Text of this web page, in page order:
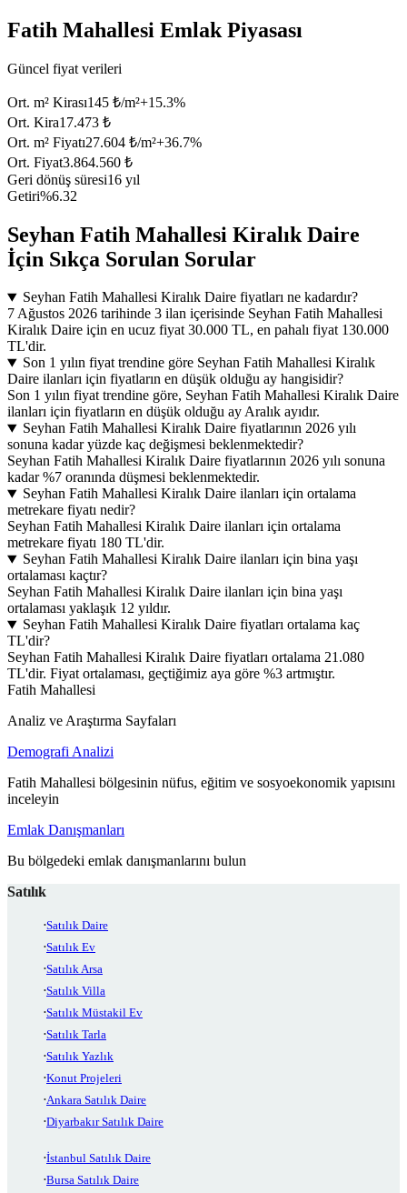
Fatih Mahallesi Emlak Piyasası
Güncel fiyat verileri
Ort. m² Kirası145 ₺/m²+15.3%
Ort. Kira17.473 ₺
Ort. m² Fiyatı27.604 ₺/m²+36.7%
Ort. Fiyat3.864.560 ₺
Geri dönüş süresi16 yıl
Getiri%6.32
Seyhan Fatih Mahallesi Kiralık Daire
İçin Sıkça Sorulan Sorular
Seyhan Fatih Mahallesi Kiralık Daire fiyatları ne kadardır?
7 Ağustos 2026 tarihinde 3 ilan içerisinde Seyhan Fatih Mahallesi
Kiralık Daire için en ucuz fiyat 30.000 TL, en pahalı fiyat 130.000
TL'dir.
Son 1 yılın fiyat trendine göre Seyhan Fatih Mahallesi Kiralık
Daire ilanları için fiyatların en düşük olduğu ay hangisidir?
Son 1 yılın fiyat trendine göre, Seyhan Fatih Mahallesi Kiralık Daire
ilanları için fiyatların en düşük olduğu ay Aralık ayıdır.
Seyhan Fatih Mahallesi Kiralık Daire fiyatlarının 2026 yılı
sonuna kadar yüzde kaç değişmesi beklenmektedir?
Seyhan Fatih Mahallesi Kiralık Daire fiyatlarının 2026 yılı sonuna
kadar %7 oranında düşmesi beklenmektedir.
Seyhan Fatih Mahallesi Kiralık Daire ilanları için ortalama
metrekare fiyatı nedir?
Seyhan Fatih Mahallesi Kiralık Daire ilanları için ortalama
metrekare fiyatı 180 TL'dir.
Seyhan Fatih Mahallesi Kiralık Daire ilanları için bina yaşı
ortalaması kaçtır?
Seyhan Fatih Mahallesi Kiralık Daire ilanları için bina yaşı
ortalaması yaklaşık 12 yıldır.
Seyhan Fatih Mahallesi Kiralık Daire fiyatları ortalama kaç
TL'dir?
Seyhan Fatih Mahallesi Kiralık Daire fiyatları ortalama 21.080
TL'dir. Fiyat ortalaması, geçtiğimiz aya göre %3 artmıştır.
Fatih Mahallesi
Analiz ve Araştırma Sayfaları
Demografi Analizi
Fatih Mahallesi bölgesinin nüfus, eğitim ve sosyoekonomik yapısını
inceleyin
Emlak Danışmanları
Bu bölgedeki emlak danışmanlarını bulun
Satılık
Satılık Daire
Satılık Ev
Satılık Arsa
Satılık Villa
Satılık Müstakil Ev
Satılık Tarla
Satılık Yazlık
Konut Projeleri
Ankara Satılık Daire
Diyarbakır Satılık Daire
İstanbul Satılık Daire
Bursa Satılık Daire